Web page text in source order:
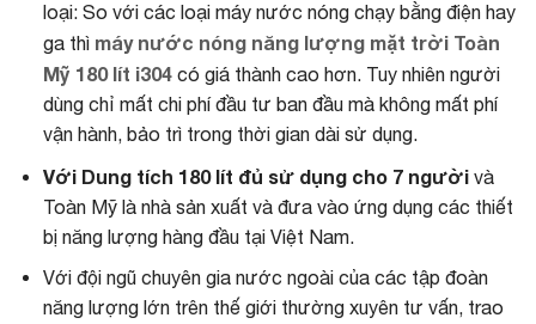
loại: So với các loại máy nước nóng chạy bằng điện hay
ga thì máy nước nóng năng lượng mặt trời Toàn
Mỹ 180 lít i304 có giá thành cao hơn. Tuy nhiên người
dùng chỉ mất chi phí đầu tư ban đầu mà không mất phí
vận hành, bảo trì trong thời gian dài sử dụng.
Với Dung tích 180 lít đủ sử dụng cho 7 ngườivà
Toàn Mỹ là nhà sản xuất và đưa vào ứng dụng các thiết
bị năng lượng hàng đầu tại Việt Nam.
Với đội ngũ chuyên gia nước ngoài của các tập đoàn
năng lượng lớn trên thế giới thường xuyên tư vấn, trao